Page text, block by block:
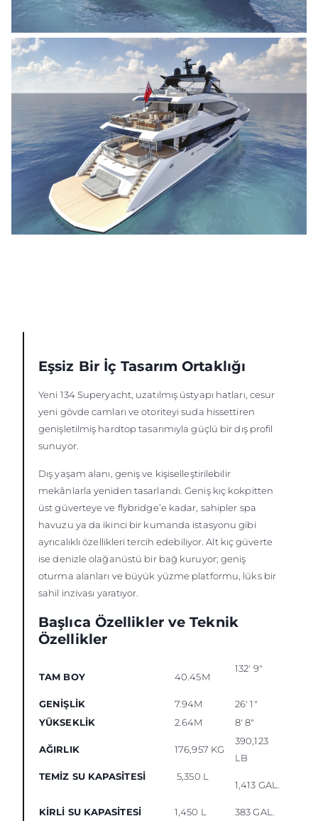
Eşsiz Bir İç Tasarım Ortaklığı
Yeni 134 Superyacht, uzatılmış üstyapı hatları, cesur
yeni gövde camları ve otoriteyi suda hissettiren
genişletilmiş hardtop tasarımıyla güçlü bir dış profil
sunuyor.
Dış yaşam alanı, geniş ve kişiselleştirilebilir
mekânlarla yeniden tasarlandı. Geniş kıç kokpitten
üst güverteye ve flybridge’e kadar, sahipler spa
havuzu ya da ikinci bir kumanda istasyonu gibi
ayrıcalıklı özellikleri tercih edebiliyor. Alt kıç güverte
ise denizle olağanüstü bir bağ kuruyor; geniş
oturma alanları ve büyük yüzme platformu, lüks bir
sahil inzivası yaratıyor.
Başlıca Özellikler ve Teknik
Özellikler
TAM BOY 40.45M
132' 9"
GENİŞLİK 7.94M
26' 1"
YÜKSEKLİK
2.64M 8' 8"
AĞIRLIK 176,957 KG
390,123
LB
TEMİZ SU KAPASİTESİ
5,350 L
1,413 GAL.
KİRLİ SU KAPASİTESİ 1,450 L 383 GAL.